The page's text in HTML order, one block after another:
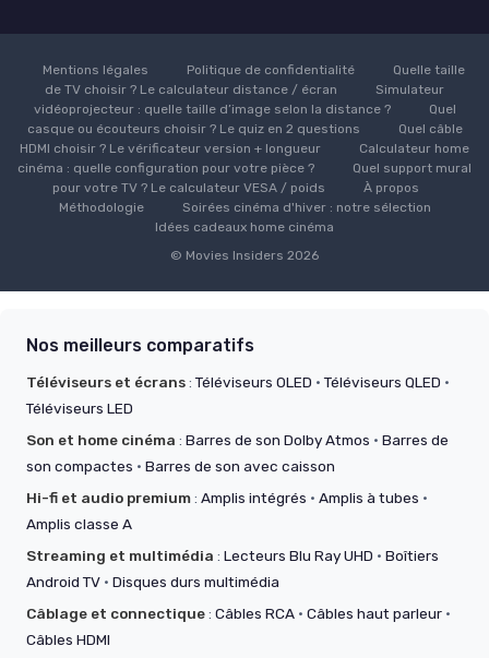
Mentions légales Politique de confidentialité
Quelle taille
de TV choisir ? Le calculateur distance / écran
Simulateur
vidéoprojecteur : quelle taille d’image selon la distance ?
Quel
casque ou écouteurs choisir ? Le quiz en 2 questions
Quel câble
HDMI choisir ? Le vérificateur version + longueur
Calculateur home
cinéma : quelle configuration pour votre pièce ?
Quel support mural
pour votre TV ? Le calculateur VESA / poids
À propos
Méthodologie
Soirées cinéma d'hiver : notre sélection
Idées cadeaux home cinéma
© Movies Insiders 2026
Nos meilleurs comparatifs
Téléviseurs et écrans:Téléviseurs OLED ·Téléviseurs QLED ·
Téléviseurs LED
Son et home cinéma : Barres de son Dolby Atmos · Barres de
son compactes · Barres de son avec caisson
Hi-fi et audio premium: Amplis intégrés · Amplis à tubes ·
Amplis classe A
Streaming et multimédia : Lecteurs Blu Ray UHD · Boîtiers
Android TV · Disques durs multimédia
Câblage et connectique: Câbles RCA · Câbles haut parleur ·
Câbles HDMI